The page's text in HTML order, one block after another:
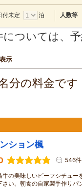
付未定 泊 人数等
ついては、
示
分の料金で
ション楓
546件
牛の美味しいビーフシチュー
さい。朝食の自家製手作りパ